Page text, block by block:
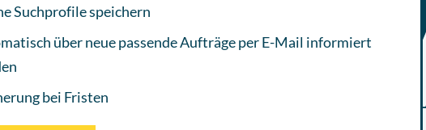
Suchprofile speichern
über neue passende Aufträge per E-Mail informiert
bei Fristen